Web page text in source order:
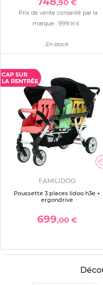
,90 €
Prix de vente conseillé par la
marque : 999 ,90 €
En stock
FAMILIDOO
Poussette 3 places lidoo h3e +
ergondrive
699,00 €